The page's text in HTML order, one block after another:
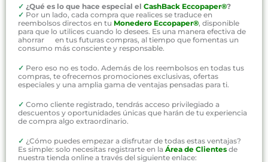
✓ ¿Qué es lo que hace especial el CashBack Eccopaper®?
✓ Por un lado, cada compra que realices se traduce en
reembolsos directos en tu Monedero Eccopaper®, disponible
para que lo utilices cuando lo desees. Es una manera efectiva de
ahorrar en tus futuras compras, al tiempo que fomentas un
consumo más consciente y responsable.
✓ Pero eso no es todo. Además de los reembolsos en todas tus
compras, te ofrecemos promociones exclusivas, ofertas
especiales y una amplia gama de ventajas pensadas para ti.
✓ Como cliente registrado, tendrás acceso privilegiado a
descuentos y oportunidades únicas que harán de tu experiencia
de compra algo extraordinario.
✓ ¿Cómo puedes empezar a disfrutar de todas estas ventajas?
Es simple: solo necesitas registrarte en la Área de Clientes de
nuestra tienda online a través del siguiente enlace: